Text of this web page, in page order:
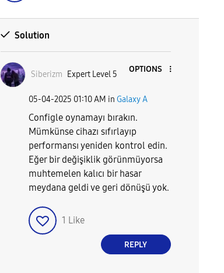
Solution
Siberizm Expert Level 5
OPTIONS
‎05-04-2025 01:10 AM in Galaxy A
Configle oynamayı bırakın.
Mümkünse cihazı sıfırlayıp
performansı yeniden kontrol edin.
Eğer bir değişiklik görünmüyorsa
muhtemelen kalıcı bir hasar
meydana geldi ve geri dönüşü yok.
1 Like
REPLY